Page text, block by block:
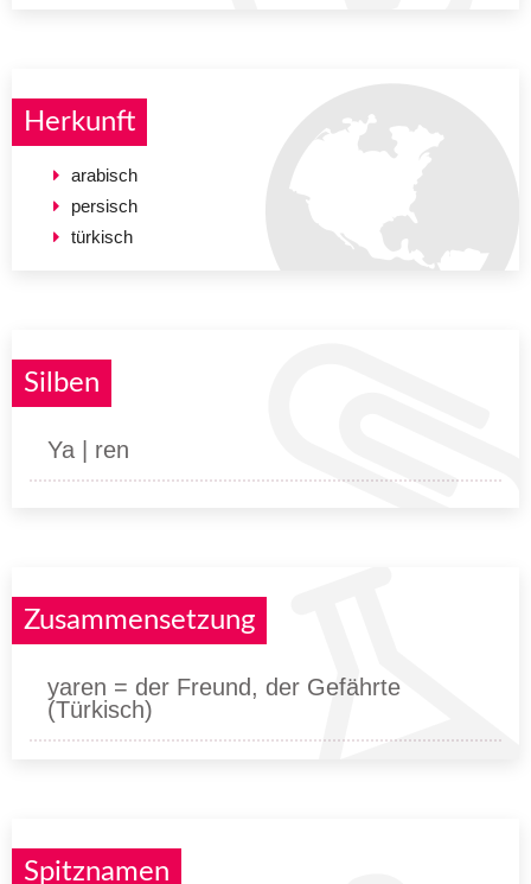
Herkunft
arabisch
persisch
türkisch
Silben
Ya | ren
Zusammensetzung
yaren = der Freund, der Gefährte
(Türkisch)
Spitznamen